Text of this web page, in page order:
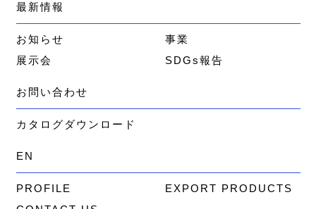
最新情報
お知らせ
事業
展示会
SDGs報告
お問い合わせ
カタログダウンロード
EN
PROFILE
EXPORT PRODUCTS